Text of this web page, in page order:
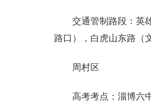
交通管制路段：英
路口），白虎山东路（
周村区
高考考点：淄博六